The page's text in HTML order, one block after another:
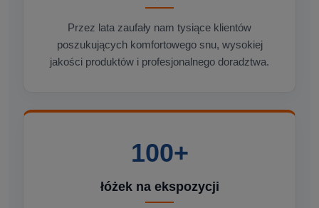
Przez lata zaufały nam tysiące klientów
poszukujących komfortowego snu, wysokiej
jakości produktów i profesjonalnego doradztwa.
100+
łóżek na ekspozycji